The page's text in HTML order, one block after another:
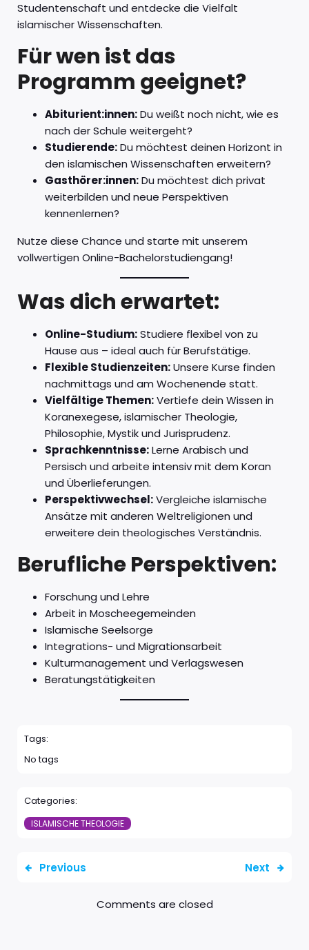
Studentenschaft und entdecke die Vielfalt
islamischer Wissenschaften.
Für wen ist das
Programm geeignet?
Abiturient:innen:Du weißt noch nicht, wie es
nach der Schule weitergeht?
Studierende:Du möchtest deinen Horizont in
den islamischen Wissenschaften erweitern?
Gasthörer:innen:Du möchtest dich privat
weiterbilden und neue Perspektiven
kennenlernen?
Nutze diese Chance und starte mit unserem
vollwertigen Online-Bachelorstudiengang!
Was dich erwartet:
Online-Studium:Studiere flexibel von zu
Hause aus – ideal auch für Berufstätige.
Flexible Studienzeiten:Unsere Kurse finden
nachmittags und am Wochenende statt.
Vielfältige Themen:Vertiefe dein Wissen in
Koranexegese, islamischer Theologie,
Philosophie, Mystik und Jurisprudenz.
Sprachkenntnisse:Lerne Arabisch und
Persisch und arbeite intensiv mit dem Koran
und Überlieferungen.
Perspektivwechsel:Vergleiche islamische
Ansätze mit anderen Weltreligionen und
erweitere dein theologisches Verständnis.
Berufliche Perspektiven:
Forschung und Lehre
Arbeit in Moscheegemeinden
Islamische Seelsorge
Integrations- und Migrationsarbeit
Kulturmanagement und Verlagswesen
Beratungstätigkeiten
Tags:
No tags
Categories:
ISLAMISCHE THEOLOGIE
Previous Next
Comments are closed